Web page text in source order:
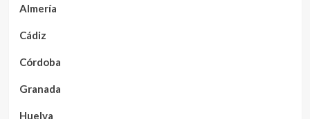
Almería
Cádiz
Córdoba
Granada
Huelva